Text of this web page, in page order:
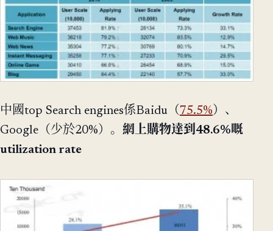
中國top Search engines係Baidu（75.5%）、
Google（少於20%）。 網上購物達到48.6%嘅
utilization rate